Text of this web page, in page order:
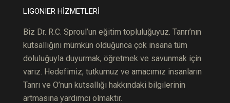
LIGONIER HİZMETLERİ
Biz Dr. R.C. Sproul’un eğitim topluluğuyuz. Tanrı’nın
kutsallığını mümkün olduğunca çok insana tüm
doluluğuyla duyurmak, öğretmek ve savunmak için
varız. Hedefimiz, tutkumuz ve amacımız insanların
Tanrı ve O’nun kutsallığı hakkındaki bilgilerinin
artmasına yardımcı olmaktır.